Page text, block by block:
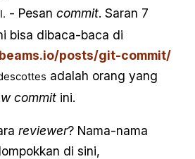
- Pesancommit. Saran 7
bisa dibaca-baca di
posts/git-commit/
adalah orang yang
commit ini.
reviewer? Nama-nama
di sini,